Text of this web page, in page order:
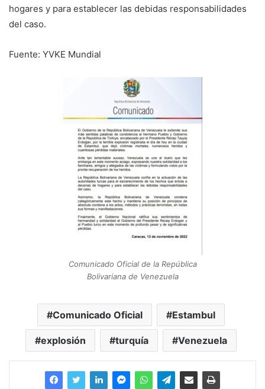
hogares y para establecer las debidas responsabilidades
del caso.
Fuente: YVKE Mundial
Comunicado Oficial de la República
Bolivariana de Venezuela
Comunicado Oficial Estambul
explosión turquía Venezuela